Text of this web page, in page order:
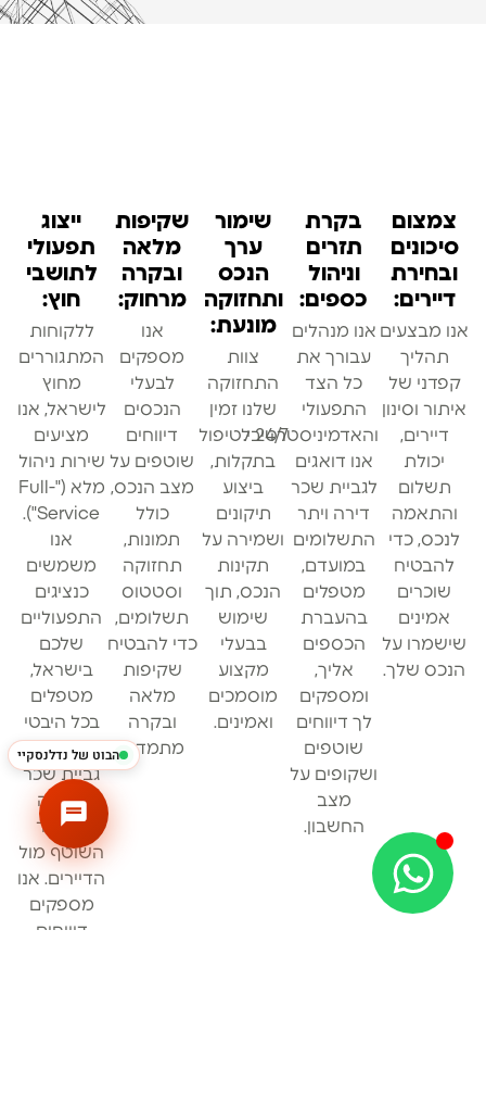
צמצום
סיכונים
ובחירת
דיירים:
אנו מבצעים
תהליך
קפדני של
איתור וסינון
דיירים,
יכולת
תשלום
והתאמה
לנכס, כדי
להבטיח
שוכרים
אמינים
שישמרו על
הנכס שלך.
בקרת
תזרים
וניהול
כספים:
אנו מנהלים
עבורך את
כל הצד
התפעולי
והאדמיניסטרטיבי.
אנו דואגים
לגביית שכר
דירה ויתר
התשלומים
במועדם,
מטפלים
בהעברת
הכספים
אליך,
ומספקים
לך דיווחים
שוטפים
ושקופים על
מצב
החשבון.
שימור
ערך
הנכס
ותחזוקה
מונעת:
צוות
התחזוקה
שלנו זמין
24/7 לטיפול
בתקלות,
ביצוע
תיקונים
ושמירה על
תקינות
הנכס, תוך
שימוש
בבעלי
מקצוע
מוסמכים
ואמינים.
שקיפות
מלאה
ובקרה
מרחוק:
אנו
מספקים
לבעלי
הנכסים
דיווחים
שוטפים על
מצב הנכס,
כולל
תמונות,
תחזוקה
וסטטוס
תשלומים,
כדי להבטיח
שקיפות
מלאה
ובקרה
מתמדת.
ייצוג
תפעולי
לתושבי
חוץ:
ללקוחות
המתגוררים
מחוץ
לישראל, אנו
מציעים
שירות ניהול
מלא ("Full-
Service").
אנו
משמשים
כנציגים
התפעוליים
שלכם
בישראל,
מטפלים
בכל היבטי
התחזוקה,
גביית שכר
הדירה
והקשר
השוטף מול
הדיירים. אנו
מספקים
דיווחים
הבוט של נדלנסקיי
נדלנסקיי | NadlanSky BETA עב EN